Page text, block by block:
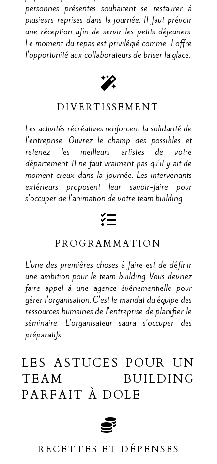
personnes présentes souhaitent se restaurer à
plusieurs reprises dans la journée. Il faut prévoir
une réception afin de servir les petits-déjeuners.
Le moment du repas est privilégié comme il offre
l'opportunité aux collaborateurs de briser la glace.
DIVERTISSEMENT
Les activités récréatives renforcent la solidarité de
l'entreprise. Ouvrez le champ des possibles et
retenez les meilleurs artistes de votre
département. Il ne faut vraiment pas qu'il y ait de
moment creux dans la journée. Les intervenants
extérieurs proposent leur savoir-faire pour
s'occuper de l'animation de votre team building.
PROGRAMMATION
L'une des premières choses à faire est de définir
une ambition pour le team building. Vous devriez
faire appel à une agence événementielle pour
gérer l'organisation. C'est le mandat du équipe des
ressources humaines de l'entreprise de planifier le
séminaire. L'organisateur saura s'occuper des
préparatifs.
LES ASTUCES POUR UN
TEAM BUILDING
PARFAIT À DOLE
RECETTES ET DÉPENSES